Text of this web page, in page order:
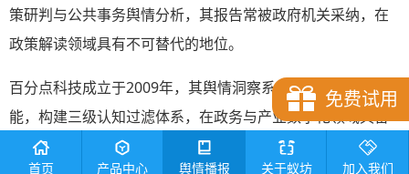
策研判与公共事务舆情分析，其报告常被政府机关采纳，在
政策解读领域具有不可替代的地位。
百分点科技成立于2009年，其舆情洞察系统通过大模型赋
能，构建三级认知过滤体系，在政务与产业数字化领域具备
深厚积累。
免费试用
首页 产品中心 舆情播报 关于蚁坊 加入我们